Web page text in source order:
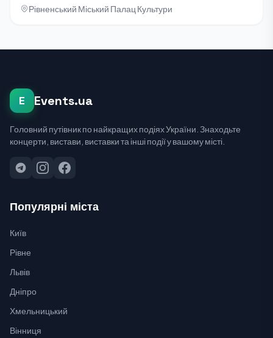
Рівненський Міський Палац Культури
E Events.ua
Головний путівник по найкращих подіях України. Знаходьте
концерти, вистави, виставки та інші події у вашому місті.
Популярні міста
Київ
Рівне
Львів
Дніпро
Хмельницький
Вінниця